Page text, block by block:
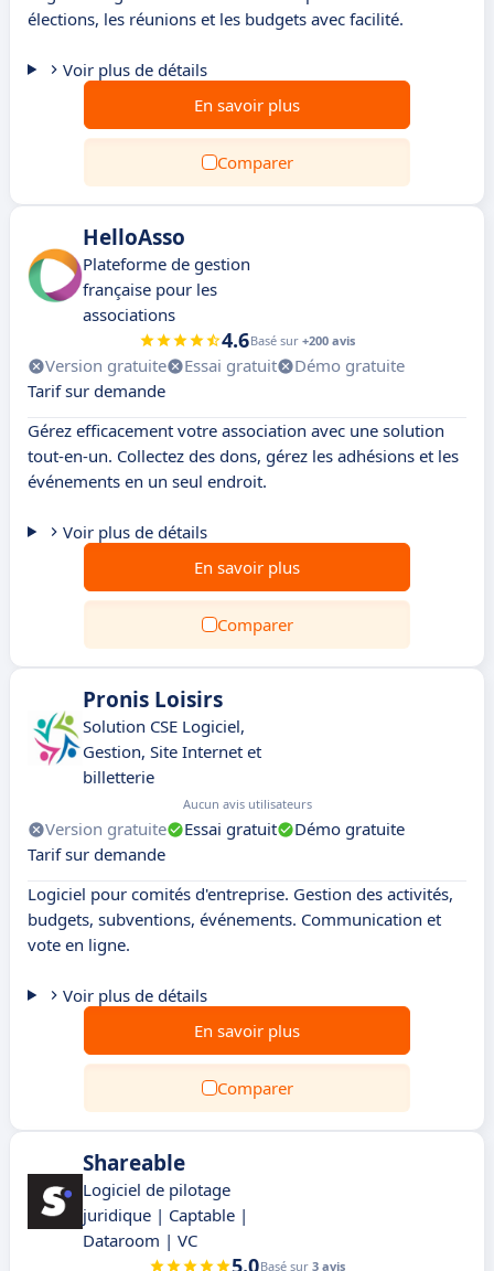
élections, les réunions et les budgets avec facilité.
Voir plus de détails
En savoir plus
Comparer
HelloAsso
Plateforme de gestion
française pour les
associations
4.6Basé sur +200 avis
Version gratuite Essai gratuit
Démo gratuite
Tarif sur demande
Gérez efficacement votre association avec une solution
tout-en-un. Collectez des dons, gérez les adhésions et les
événements en un seul endroit.
Voir plus de détails
En savoir plus
Comparer
Pronis Loisirs
Solution CSE Logiciel,
Gestion, Site Internet et
billetterie
Aucun avis utilisateurs
Version gratuite Essai gratuit
Démo gratuite
Tarif sur demande
Logiciel pour comités d'entreprise. Gestion des activités,
budgets, subventions, événements. Communication et
vote en ligne.
Voir plus de détails
En savoir plus
Comparer
Shareable
Logiciel de pilotage
juridique | Captable |
Dataroom | VC
5.0Basé sur 3 avis